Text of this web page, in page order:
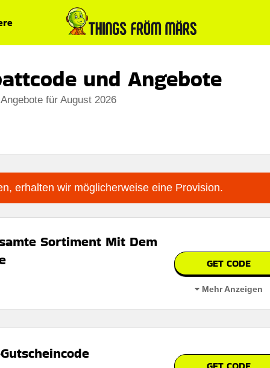
und Angebote
für August 2026
erhalten wir möglicherweise eine Provision.
Sortiment Mit Dem
Mehr Anzeigen
GET CODE